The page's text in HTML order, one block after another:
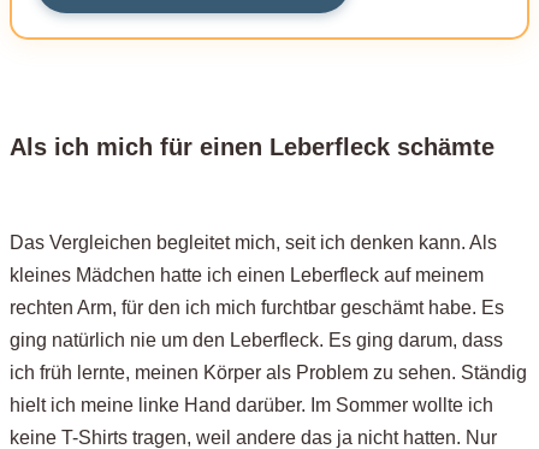
Als ich mich für einen Leberfleck schämte
Das Vergleichen begleitet mich, seit ich denken kann. Als
kleines Mädchen hatte ich einen Leberfleck auf meinem
rechten Arm, für den ich mich furchtbar geschämt habe. Es
ging natürlich nie um den Leberfleck. Es ging darum, dass
ich früh lernte, meinen Körper als Problem zu sehen. Ständig
hielt ich meine linke Hand darüber. Im Sommer wollte ich
keine T-Shirts tragen, weil andere das ja nicht hatten. Nur